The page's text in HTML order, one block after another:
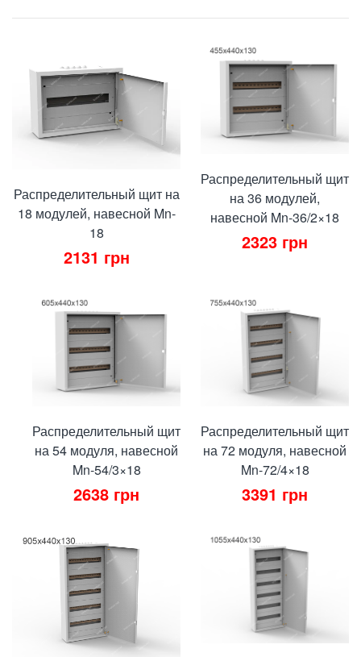
Распределительный щит на
18 модулей, навесной Mn-
18
2131 грн
Распределительный щит
на 36 модулей,
навесной Mn-36/2×18
2323 грн
Распределительный щит
на 54 модуля, навесной
Mn-54/3×18
2638 грн
Распределительный щит
на 72 модуля, навесной
Mn-72/4×18
3391 грн